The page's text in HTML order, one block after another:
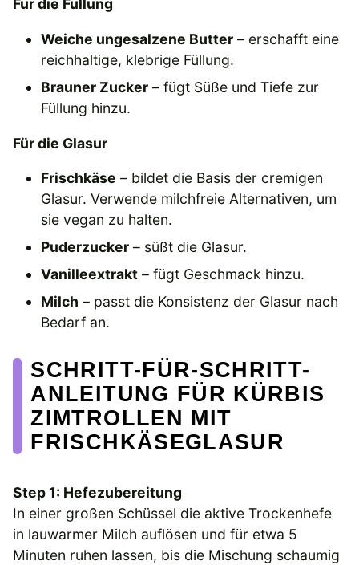
Für die Füllung
Weiche ungesalzene Butter – erschafft eine
reichhaltige, klebrige Füllung.
Brauner Zucker – fügt Süße und Tiefe zur
Füllung hinzu.
Für die Glasur
Frischkäse – bildet die Basis der cremigen
Glasur. Verwende milchfreie Alternativen, um
sie vegan zu halten.
Puderzucker – süßt die Glasur.
Vanilleextrakt – fügt Geschmack hinzu.
Milch – passt die Konsistenz der Glasur nach
Bedarf an.
SCHRITT-FÜR-SCHRITT-
ANLEITUNG FÜR KÜRBIS
ZIMTROLLEN MIT
FRISCHKÄSEGLASUR
Step 1: Hefezubereitung
In einer großen Schüssel die aktive Trockenhefe
in lauwarmer Milch auflösen und für etwa 5
Minuten ruhen lassen, bis die Mischung schaumig